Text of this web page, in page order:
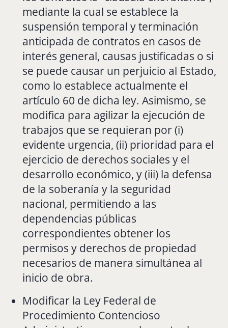
mediante la cual se establece la
suspensión temporal y terminación
anticipada de contratos en casos de
interés general, causas justificadas o si
se puede causar un perjuicio al Estado,
como lo establece actualmente el
artículo 60 de dicha ley. Asimismo, se
modifica para agilizar la ejecución de
trabajos que se requieran por (i)
evidente urgencia, (ii) prioridad para el
ejercicio de derechos sociales y el
desarrollo económico, y (iii) la defensa
de la soberanía y la seguridad
nacional, permitiendo a las
dependencias públicas
correspondientes obtener los
permisos y derechos de propiedad
necesarios de manera simultánea al
inicio de obra.
Modificar la Ley Federal de
Procedimiento Contencioso